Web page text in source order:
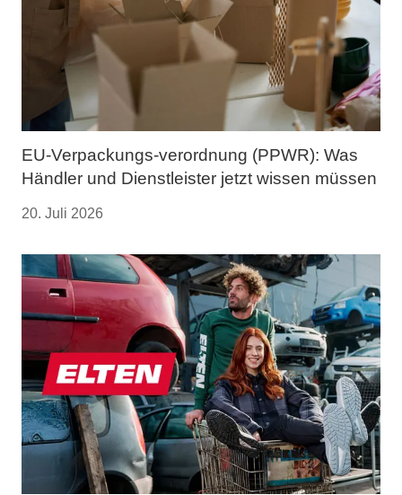
EU-Verpackungs-verordnung (PPWR): Was
Händler und Dienstleister jetzt wissen müssen
20. Juli 2026